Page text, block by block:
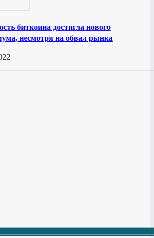
биткоина достигла нового
несмотря на обвал рынка